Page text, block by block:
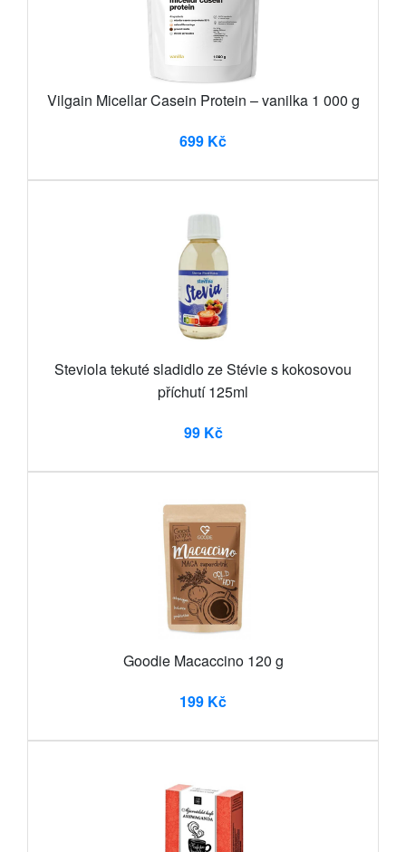
Vilgain Micellar Casein Protein – vanilka 1 000 g
699 Kč
Steviola tekuté sladidlo ze Stévie s kokosovou
příchutí 125ml
99 Kč
Goodie Macaccino 120 g
199 Kč